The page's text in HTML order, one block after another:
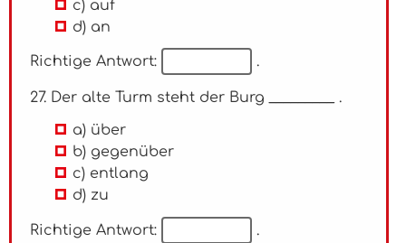
c) auf
d) an
Richtige Antwort: .
27. Der alte Turm steht der Burg _________ .
a) über
b) gegenüber
c) entlang
d) zu
Richtige Antwort: .